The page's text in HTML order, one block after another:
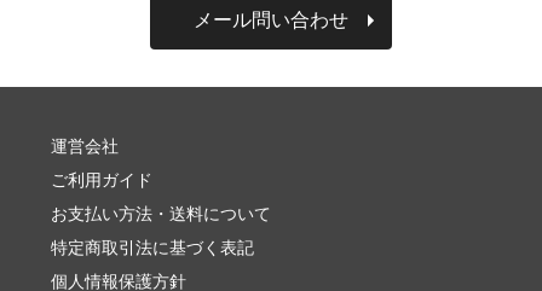
メール問い合わせ
運営会社
ご利用ガイド
お支払い方法・送料について
特定商取引法に基づく表記
個人情報保護方針